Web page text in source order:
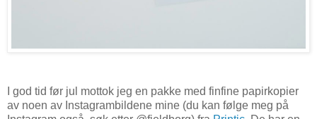
I god tid før jul mottok jeg en pakke med finfine papirkopier
av noen av Instagrambildene mine (du kan følge meg på